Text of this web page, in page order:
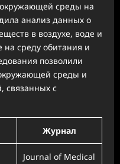
окружающей среды на
анализ данных о
в воздухе, воде и
на среду обитания и
позволили
среды и
связанных с
Журнал
Journal of Medical